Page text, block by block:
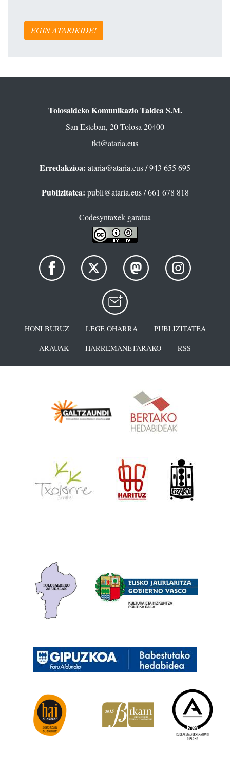
EGIN ATARIKIDE!
Tolosaldeko Komunikazio Taldea S.M.
San Esteban, 20 Tolosa 20400
tkt@ataria.eus
Erredakzioa: ataria@ataria.eus/ 943 655 695
Publizitatea: publi@ataria.eus/ 661 678 818
Codesyntaxek garatua
HONI BURUZ LEGE OHARRA
PUBLIZITATEA
ARAUAK
HARREMANETARAKO RSS